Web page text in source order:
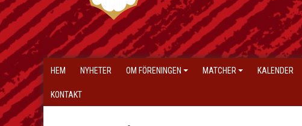
HEM NYHETER OM FÖRENINGEN MATCHER KALENDER
KONTAKT